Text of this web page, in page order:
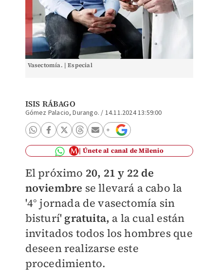
Vasectomía. | Especial
ISIS RÁBAGO
Gómez Palacio, Durango. / 14.11.2024 13:59:00
Únete al canal de Milenio
El próximo 20, 21 y 22 de
noviembre se llevará a cabo la
'4° jornada de vasectomía sin
bisturí' gratuita, a la cual están
invitados todos los hombres que
deseen realizarse este
procedimiento.